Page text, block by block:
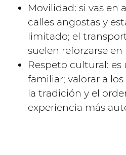
Movilidad: si vas en
calles angostas y
limitado; el
suelen reforzarse en
Respeto cultural:
familiar; valorar a
la tradición y el
experiencia más